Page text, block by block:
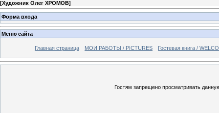
[Художник Олег ХРОМОВ]
Форма входа
Меню сайта
Главная страница МОИ РАБОТЫ / PICTURES Гостевая книга /
Гостям запрещено просматривать